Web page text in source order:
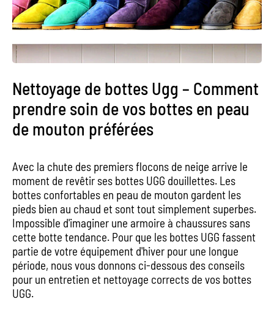
Nettoyage de bottes Ugg – Comment
prendre soin de vos bottes en peau
de mouton préférées
Avec la chute des premiers flocons de neige arrive le
moment de revêtir ses bottes UGG douillettes. Les
bottes confortables en peau de mouton gardent les
pieds bien au chaud et sont tout simplement superbes.
Impossible d'imaginer une armoire à chaussures sans
cette botte tendance. Pour que les bottes UGG fassent
partie de votre équipement d'hiver pour une longue
période, nous vous donnons ci-dessous des conseils
pour un entretien et nettoyage corrects de vos bottes
UGG.